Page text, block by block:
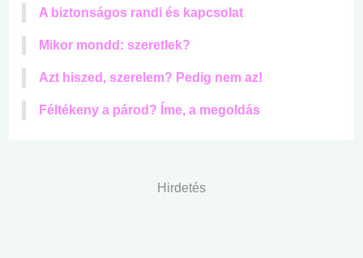
A biztonságos randi és kapcsolat
Mikor mondd: szeretlek?
Azt hiszed, szerelem? Pedig nem az!
Féltékeny a párod? Íme, a megoldás
Hirdetés